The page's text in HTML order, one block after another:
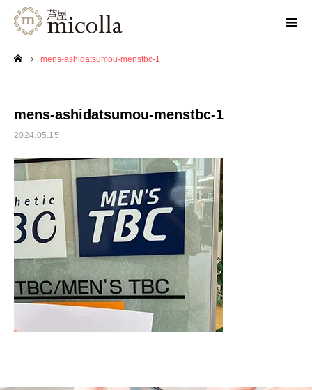
mens-ashidatsumou-menstbc-1
mens-ashidatsumou-menstbc-1
2024.05.15